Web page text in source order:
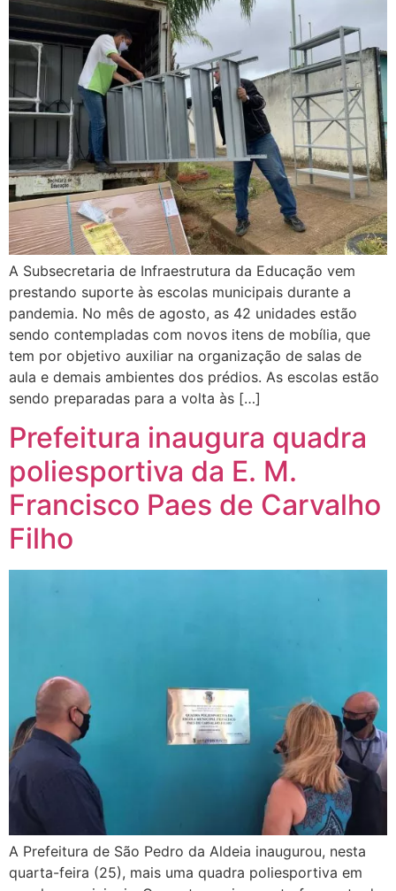
A Subsecretaria de Infraestrutura da Educação vem
prestando suporte às escolas municipais durante a
pandemia. No mês de agosto, as 42 unidades estão
sendo contempladas com novos itens de mobília, que
tem por objetivo auxiliar na organização de salas de
aula e demais ambientes dos prédios. As escolas estão
sendo preparadas para a volta às […]
Prefeitura inaugura quadra
poliesportiva da E. M.
Francisco Paes de Carvalho
Filho
A Prefeitura de São Pedro da Aldeia inaugurou, nesta
quarta-feira (25), mais uma quadra poliesportiva em